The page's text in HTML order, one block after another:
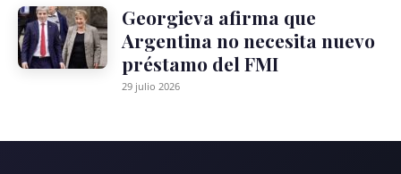
Georgieva afirma que
Argentina no necesita nuevo
préstamo del FMI
29 julio 2026